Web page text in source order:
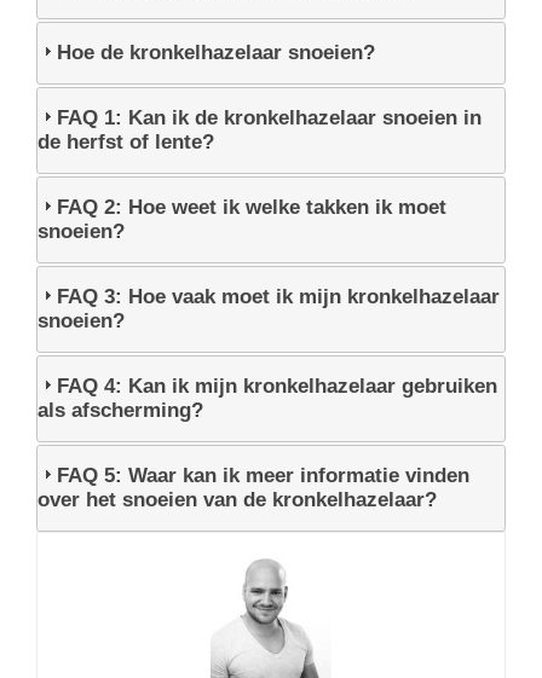
Hoe de kronkelhazelaar snoeien?
FAQ 1: Kan ik de kronkelhazelaar snoeien in
de herfst of lente?
FAQ 2: Hoe weet ik welke takken ik moet
snoeien?
FAQ 3: Hoe vaak moet ik mijn kronkelhazelaar
snoeien?
FAQ 4: Kan ik mijn kronkelhazelaar gebruiken
als afscherming?
FAQ 5: Waar kan ik meer informatie vinden
over het snoeien van de kronkelhazelaar?